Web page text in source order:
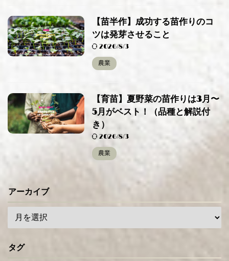
【苗半作】成功する苗作りのコ
ツは発芽させること
2026/8/3
農業
【育苗】夏野菜の苗作りは3月〜
5月がベスト！（品種と解説付
き）
2026/8/3
農業
アーカイブ
タグ